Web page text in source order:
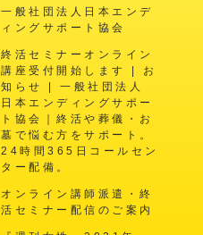
一般社団法人日本エンデ
ィングサポート協会
終活セミナーオンライン
講座受付開始します | お
知らせ | 一般社団法人
日本エンディングサポー
ト協会｜終活や葬儀・お
墓で悩む方をサポート。
24時間365日コールセン
ター配備。
オンライン講師派遣・終
活セミナー配信のご案内